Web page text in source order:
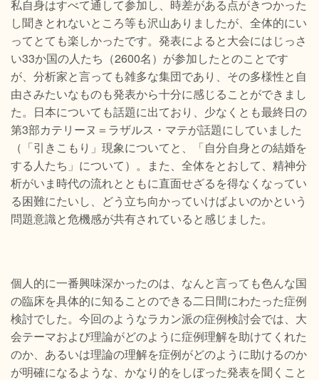
私自身はすべて通して参加し、時差がある点がきつかった
し聞きとれないところ等も沢山ありましたが、全体的にい
ってとても楽しかったです。発表によると大会にはじっさ
い33か国の人たち（2600名）が参加したとのことです
が、分析家と言っても雑多な集団であり、その多様性と自
由さみたいなものも発表から十分に感じることができまし
た。日本についても話題に出ており、少なくとも最終日の
第3部カテリーヌ＝ラザルス・マテが話題にしていました
（「引きこもり」現象についてと、「自分自身との結婚を
する人たち」について）。また、全体をとおして、精神分
析がいま時代の流れとともに直面せざるを得なくなってい
る困難にたいし、どう立ち向かっていけばよいのかという
問題意識と危機感が共有されていると感じました。
個人的に一番興味深かったのは、なんと言っても色んな国
の臨床を具体的に知ることのできる二日間にわたった症例
検討でした。今回のようなラカン派の症例検討会では、大
会テーマおよび理論がどのように症例理解を助けてくれた
のか、あるいは理論の理解を症例がどのように助けるのか
が明確になるような、かなり的をしぼった発表を聞くこと